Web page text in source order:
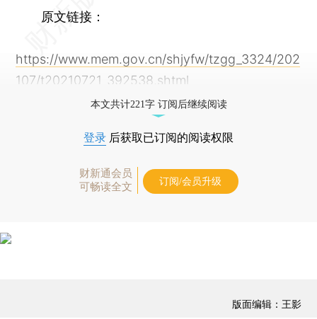
原文链接：
https://www.mem.gov.cn/shjyfw/tzgg_3324/202
107/t20210721_392538.shtml
本文共计221字 订阅后继续阅读
登录 后获取已订阅的阅读权限
财新通会员
可畅读全文
订阅/会员升级
版面编辑：王影